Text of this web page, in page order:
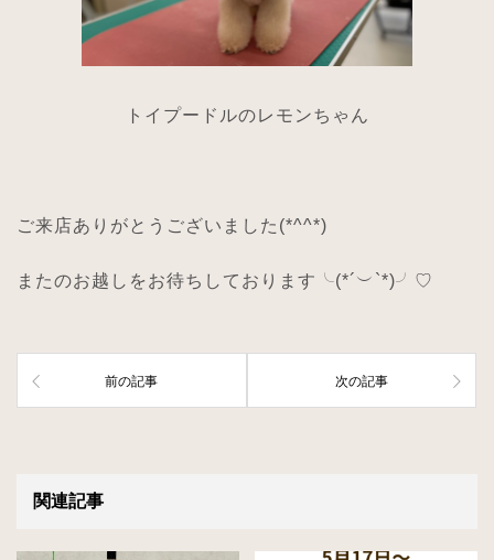
トイプードルのレモンちゃん
ご来店ありがとうございました (*^^*)
またのお越しをお待ちしております╰(*´ ︶ `*)╯ ♡
前の記事 次の記事
関連記事